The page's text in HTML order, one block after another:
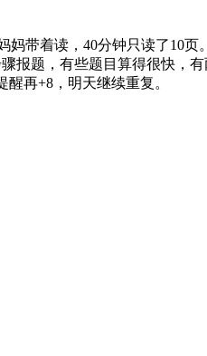
带着读，40分钟只读了10页
题，有些题目算得很快，
再+8，明天继续重复。